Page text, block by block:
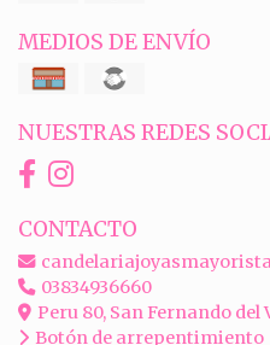
MEDIOS DE ENVÍO
NUESTRAS REDES
CONTACTO
03834936660
Peru 80, San Fernando del
Botón de arrepentimiento